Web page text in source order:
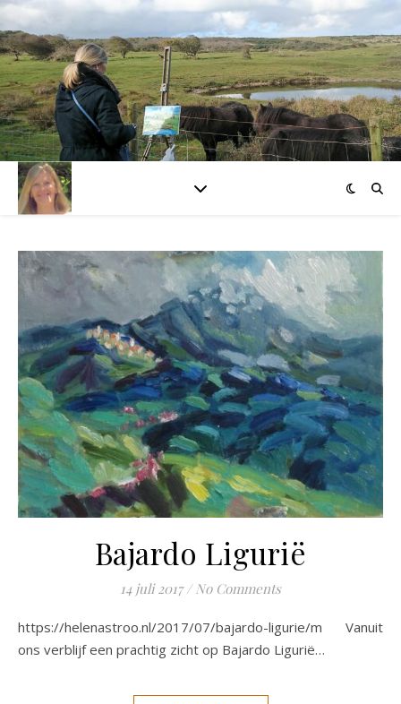
Bajardo Ligurië
14 juli 2017 / No Comments
https://helenastroo.nl/2017/07/bajardo-ligurie/m Vanuit
ons verblijf een prachtig zicht op Bajardo Ligurië…